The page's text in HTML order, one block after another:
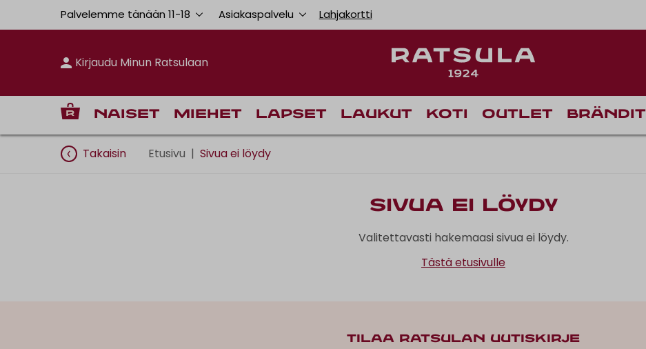
Palvelemme tänään 11-18 Asiakaspalvelu Lahjakortti
Kirjaudu Minun Ratsulaan
Naiset Miehet Lapset Laukut Koti Outlet Brändit
Takaisin Etusivu | Sivua ei löydy
Sivua ei löydy
Valitettavasti hakemaasi sivua ei löydy.
Tästä etusivulle
TILAA RATSULAN UUTISKIRJE